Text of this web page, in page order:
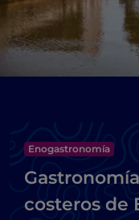
Enogastronomía
costeros de